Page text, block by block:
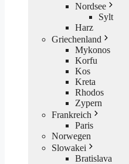
Nordsee
Sylt
Harz
Griechenland
Mykonos
Korfu
Kos
Kreta
Rhodos
Zypern
Frankreich
Paris
Norwegen
Slowakei
Bratislava